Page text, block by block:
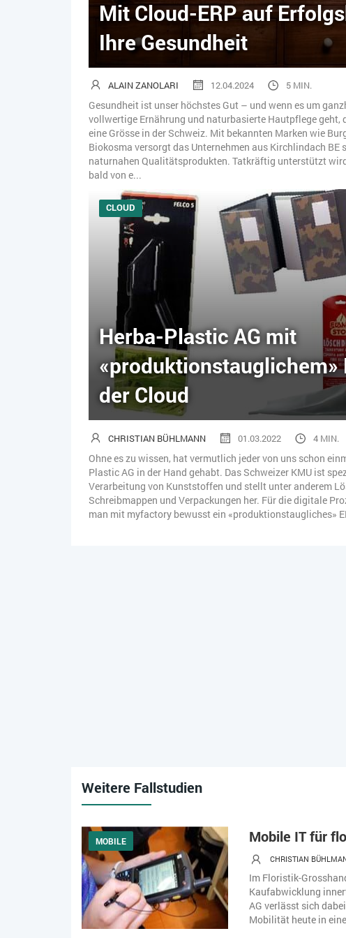
Mit Cloud-ERP auf
Ihre Gesundheit
ALAIN ZANOLARI 12.04.2024 5 MIN.
Gesundheit ist unser höchstes Gut – und wenn es um
vollwertige Ernährung und naturbasierte Hautpflege geht,
eine Grösse in der Schweiz. Mit bekannten Marken wie
Biokosma versorgt das Unternehmen aus Kirchlindach BE
naturnahen Qualitätsprodukten. Tatkräftig unterstützt
bald von e...
Herba-Plastic AG mit
«produktionstauglichem»
der Cloud
CLOUD
CHRISTIAN BÜHLMANN 01.03.2022 4 MIN.
Ohne es zu wissen, hat vermutlich jeder von uns schon
Plastic AG in der Hand gehabt. Das Schweizer KMU ist
Verarbeitung von Kunststoffen und stellt unter anderem
Schreibmappen und Verpackungen her. Für die digitale
man mit myfactory bewusst ein «produktionstaugliches»
Weitere Fallstudien
MOBILE Mobile IT für
CHRISTIAN
Im Floristik-
Kaufabwicklung
AG verlässt sich
Mobilität heute in